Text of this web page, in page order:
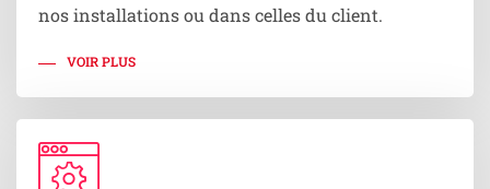
nos installations ou dans celles du client.
VOIR PLUS